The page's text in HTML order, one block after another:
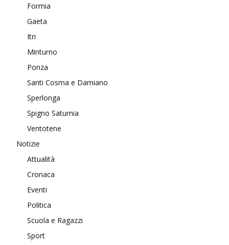
Formia
Gaeta
Itri
Minturno
Ponza
Santi Cosma e Damiano
Sperlonga
Spigno Saturnia
Ventotene
Notizie
Attualità
Cronaca
Eventi
Politica
Scuola e Ragazzi
Sport